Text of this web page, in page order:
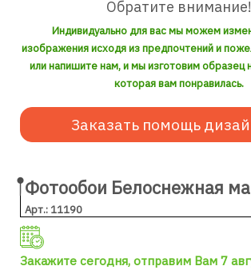
Обратите внимание!
Индивидуально для вас мы можем
изображения исходя из предпочтений и
или напишите нам, и мы изготовим образец
которая вам понравилась.
Заказать помощь
Фотообои Белоснежная
Арт.: 11190
Закажите сегодня, отправим Вам 7